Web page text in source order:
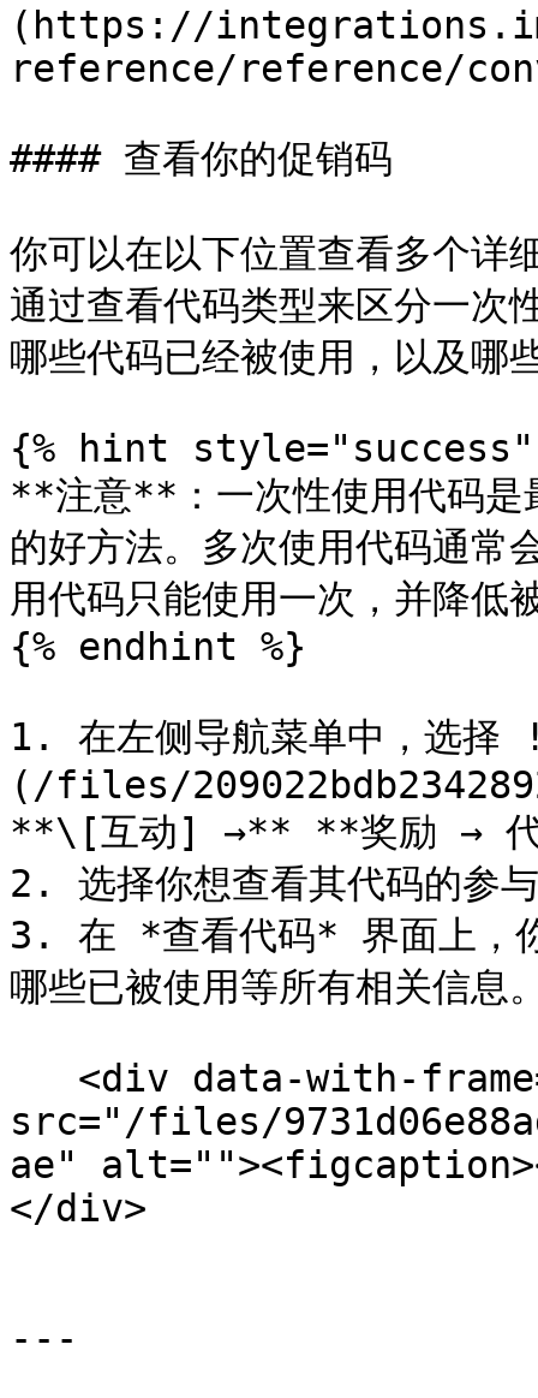
(https://
reference/reference/
#### 查看你的促销码
你可以在以下位置查看多个
通过查看代码类型来区分一次
哪些代码已经被使用，以及哪
{% hint style="success"
**注意**：一次性使用代码是
的好方法。多次使用代码通常
用代码只能使用一次，并降低
{% endhint %}
1. 在左侧导航菜单中，选
(/files/
**\[互动] →** **奖励 → 代
2. 选择你想查看其代码的参
3. 在 *查看代码* 界面上，
哪些已被使用等所有相关信息
src="/files/
ae"
</div>
---